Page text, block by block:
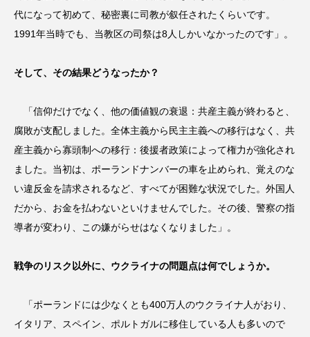
代になって初めて、秘密裏に司教が叙任されたくらいです。
1991年当時でも、当教区の司祭は8人しかいなかったのです」。
そして、その結果どうなったか？
「信仰だけでなく、他の価値観の衰退：共産主義が終わると、
腐敗が支配しました。全体主義から民主主義への移行はなく、共
産主義から寡頭制への移行：後援者政策によって権力が強化され
ました。当初は、ポーランドナンバーの車を止められ、覚えのな
い違反金を請求されるなど、すべてが困難な状況でした。外国人
だから、お金を払わないといけませんでした。その後、警察の指
導者が変わり、この嫌がらせはなくなりました」。
戦争のリスク以外に、ウクライナの問題点は何でしょうか。
「ポーランドには少なくとも400万人のウクライナ人がおり、
イタリア、スペイン、ポルトガルに移住している人も多いので